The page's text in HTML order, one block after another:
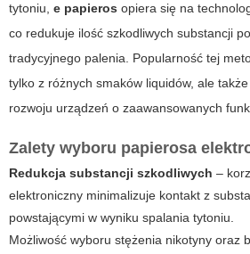
tytoniu, e papieros opiera się na
co redukuje ilość szkodliwych substancji
tradycyjnego palenia. Popularność tej
tylko z różnych smaków liquidów, ale
rozwoju urządzeń o zaawansowanych
Zalety wyboru papierosa
Redukcja substancji szkodliwych –
elektroniczny minimalizuje kontakt z
powstającymi w wyniku spalania tytoniu.
Możliwość wyboru stężenia nikotyny oraz